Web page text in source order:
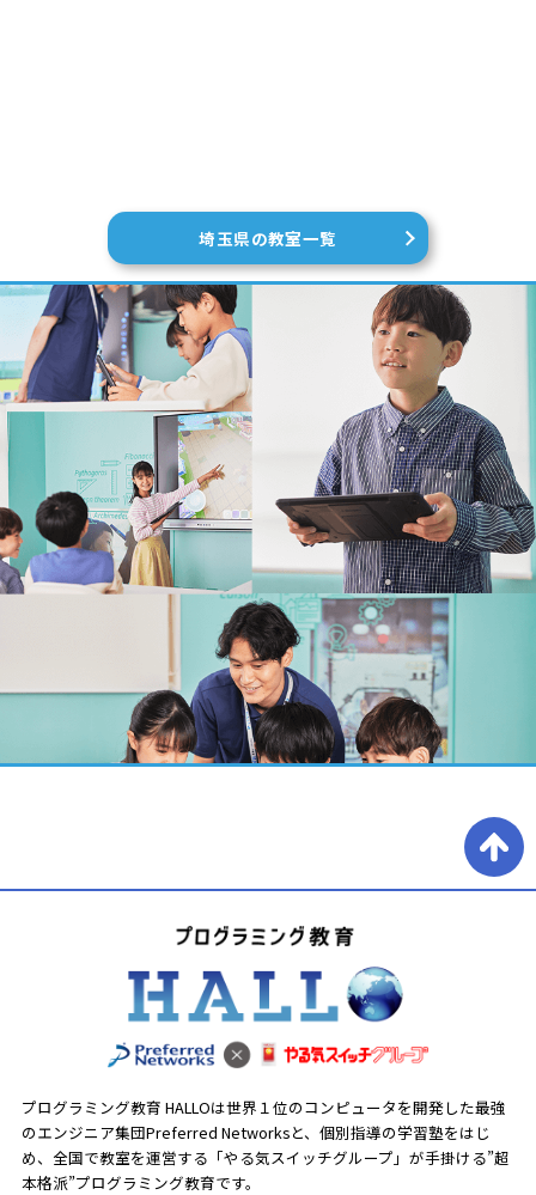
埼玉県の教室一覧
プログラミング教育 HALLOは世界１位のコンピュータを開発した最強
のエンジニア集団Preferred Networksと、 個別指導の学習塾をはじ
め、全国で教室を運営する「やる気スイッチグループ」が手掛ける”超
本格派”プログラミング教育です。